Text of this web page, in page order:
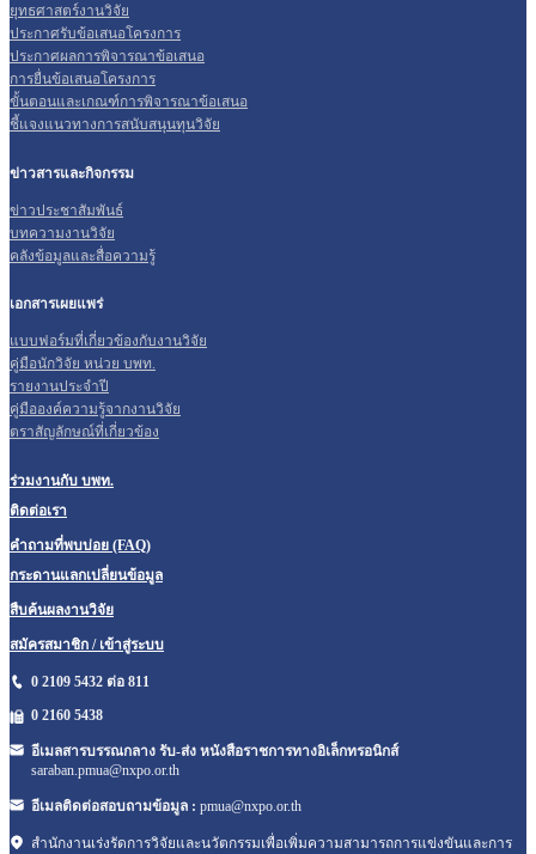
ยุทธศาสตร์งานวิจัย
ประกาศรับข้อเสนอโครงการ
ประกาศผลการพิจารณาข้อเสนอ
การยื่นข้อเสนอโครงการ
ขั้นตอนและเกณฑ์การพิจารณาข้อเสนอ
ชี้แจงแนวทางการสนับสนุนทุนวิจัย
ข่าวสารและกิจกรรม
ข่าวประชาสัมพันธ์
บทความงานวิจัย
คลังข้อมูลและสื่อความรู้
เอกสารเผยแพร่
แบบฟอร์มที่เกี่ยวข้องกับงานวิจัย
คู่มือนักวิจัย หน่วย บพท.
รายงานประจำปี
คู่มือองค์ความรู้จากงานวิจัย
ตราสัญลักษณ์ที่เกี่ยวข้อง
ร่วมงานกับ บพท.
ติดต่อเรา
คำถามที่พบบ่อย (FAQ)
กระดานแลกเปลี่ยนข้อมูล
สืบค้นผลงานวิจัย
สมัครสมาชิก / เข้าสู่ระบบ
0 2109 5432 ต่อ 811
0 2160 5438
อีเมลสารบรรณกลาง รับ-ส่ง หนังสือราชการทางอิเล็กทรอนิกส์
saraban.pmua@nxpo.or.th
อีเมลติดต่อสอบถามข้อมูล : pmua@nxpo.or.th
สำนักงานเร่งรัดการวิจัยและนวัตกรรมเพื่อเพิ่มความสามารถการแข่งขันและการ